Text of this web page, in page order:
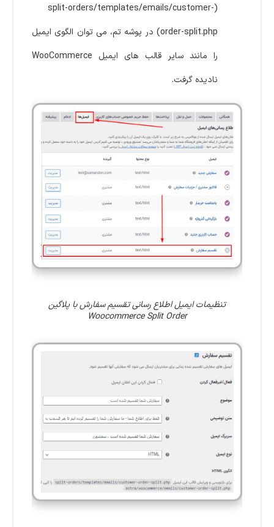
(split-orders/templates/emails/customer-
order-split.php) در پوشه تم، می توان الگوی ایمیل
را مانند سایر قالب های ایمیل WooCommerce
نادیده گرفت.
تنظیمات ایمیل اطلاع رسانی تقسیم سفارش با پلاگین
Woocommerce Split Order